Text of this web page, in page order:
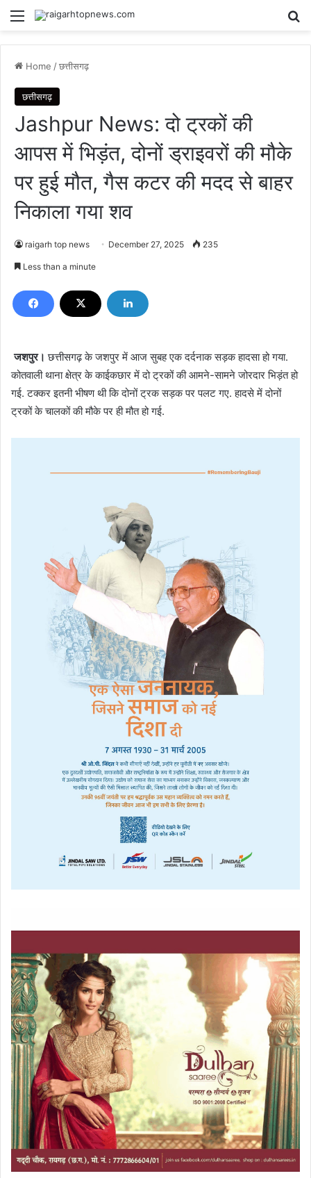
Menu
Home /छत्तीसगढ़
छत्तीसगढ़
Jashpur News: दो ट्रकों की
आपस में भिड़ंत, दोनों ड्राइवरों की मौके
पर हुई मौत, गैस कटर की मदद से बाहर
निकाला गया शव
raigarh top news December 27, 2025 235
Less than a minute
जशपुर। छत्तीसगढ़ के जशपुर में आज सुबह एक दर्दनाक सड़क हादसा हो गया.
कोतवाली थाना क्षेत्र के काईकछार में दो ट्रकों की आमने-सामने जोरदार भिड़ंत हो
गई. टक्कर इतनी भीषण थी कि दोनों ट्रक सड़क पर पलट गए. हादसे में दोनों
ट्रकों के चालकों की मौके पर ही मौत हो गई.